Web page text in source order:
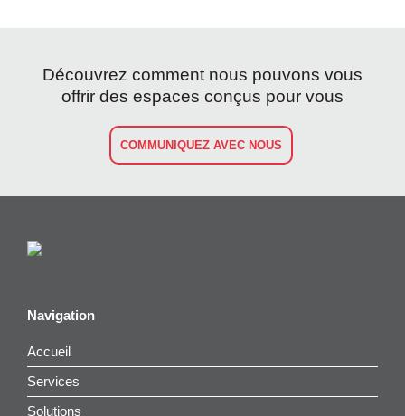
Découvrez comment nous pouvons vous
offrir des espaces conçus pour vous
COMMUNIQUEZ AVEC NOUS
Navigation
Accueil
Services
Solutions